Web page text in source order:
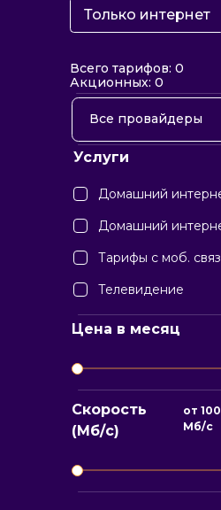
Только интернет
Всего тарифов: 0
Акционных: 0
Все провайдеры
Услуги
Домашний
Домашний
Тарифы с моб.
Телевидение
Цена в месяц
Скорость
(Мб/с)
от
Мб/с